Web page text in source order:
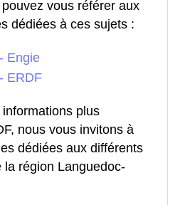
vous référer aux
dédiées à ces sujets :
Engie
ERDF
plus
nous vous invitons à
dédiées aux différents
la région Languedoc-